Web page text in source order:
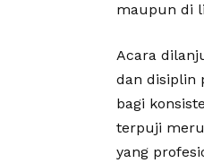
maupun di
Acara
dan disiplin
bagi
terpuji
yang